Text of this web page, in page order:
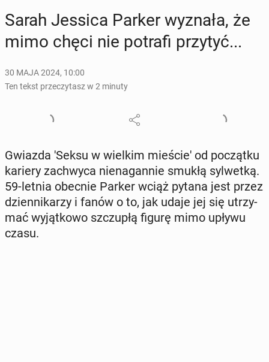
Sarah Jessica Parker wyznała, że
mimo chęci nie potrafi przytyć...
30 MAJA 2024, 10:00
Ten tekst przeczytasz w 2 minuty
Gwiazda 'Seksu w wielkim mie­ście' od po­cząt­ku
kariery za­chwy­ca nie­na­gan­nie smukłą syl­wet­ką.
59-letnia obecnie Parker wciąż pytana jest przez
dzien­ni­ka­rzy i fanów o to, jak udaje jej się utrzy­
mać wy­jąt­ko­wo szczu­płą figurę mimo upływu
czasu.